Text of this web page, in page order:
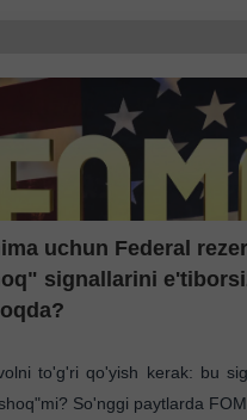
uchun Federal
signal­larini
to'g'ri qo'yish kerak: bu
So'nggi paytlarda